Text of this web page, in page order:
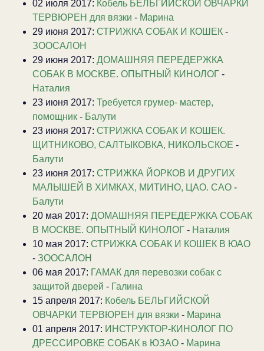
02 июля 2017: Кобель БЕЛЬГИЙСКОЙ ОВЧАРКИ
ТЕРВЮРЕН для вязки - Марина
29 июня 2017: СТРИЖКА СОБАК И КОШЕК -
ЗООСАЛОН
29 июня 2017: ДОМАШНЯЯ ПЕРЕДЕРЖКА
СОБАК В МОСКВЕ. ОПЫТНЫЙ КИНОЛОГ -
Наталия
23 июня 2017: Требуется грумер- мастер,
помощник - Балути
23 июня 2017: СТРИЖКА СОБАК И КОШЕК.
ЩИТНИКОВО, САЛТЫКОВКА, НИКОЛЬСКОЕ -
Балути
23 июня 2017: CТРИЖКА ЙОРКОВ И ДРУГИХ
МАЛЫШЕЙ В ХИМКАХ, МИТИНО, ЦАО. САО -
Балути
20 мая 2017: ДОМАШНЯЯ ПЕРЕДЕРЖКА СОБАК
В МОСКВЕ. ОПЫТНЫЙ КИНОЛОГ - Наталия
10 мая 2017: СТРИЖКА СОБАК И КОШЕК В ЮАО
- ЗООСАЛОН
06 мая 2017: ГАМАК для перевозки собак с
защитой дверей - Галина
15 апреля 2017: Кобель БЕЛЬГИЙСКОЙ
ОВЧАРКИ ТЕРВЮРЕН для вязки - Марина
01 апреля 2017: ИНСТРУКТОР-КИНОЛОГ ПО
ДРЕССИРОВКЕ СОБАК в ЮЗАО - Марина